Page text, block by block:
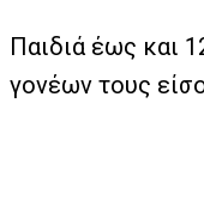
Παιδιά έως και
γονέων τους